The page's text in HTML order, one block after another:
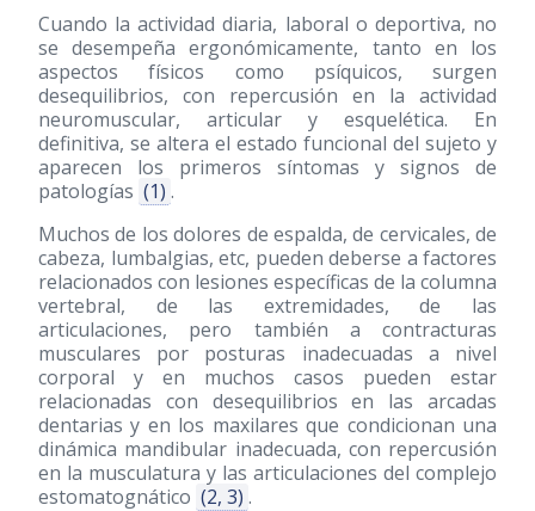
Cuando la actividad diaria, laboral o deportiva, no
se desempeña ergonómicamente, tanto en los
aspectos físicos como psíquicos, surgen
desequilibrios, con repercusión en la actividad
neuromuscular, articular y esquelética. En
definitiva, se altera el estado funcional del sujeto y
aparecen los primeros síntomas y signos de
patologías (1) .
Muchos de los dolores de espalda, de cervicales, de
cabeza, lumbalgias, etc, pueden deberse a factores
relacionados con lesiones específicas de la columna
vertebral, de las extremidades, de las
articulaciones, pero también a contracturas
musculares por posturas inadecuadas a nivel
corporal y en muchos casos pueden estar
relacionadas con desequilibrios en las arcadas
dentarias y en los maxilares que condicionan una
dinámica mandibular inadecuada, con repercusión
en la musculatura y las articulaciones del complejo
estomatognático (2, 3) .